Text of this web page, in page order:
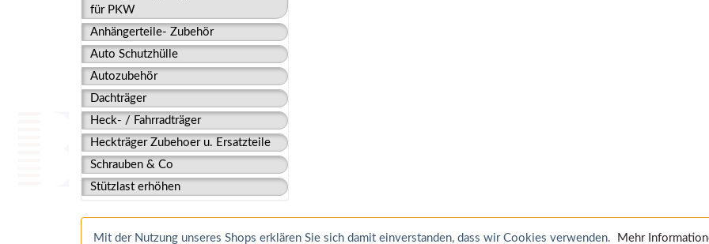
für PKW
Anhängerteile- Zubehör
Auto Schutzhülle
Autozubehör
Dachträger
Heck- / Fahrradträger
Heckträger Zubehoer u. Ersatzteile
Schrauben & Co
Stützlast erhöhen
Mit der Nutzung unseres Shops erklären Sie sich damit einverstanden, dass wir Cookies verwenden. Mehr